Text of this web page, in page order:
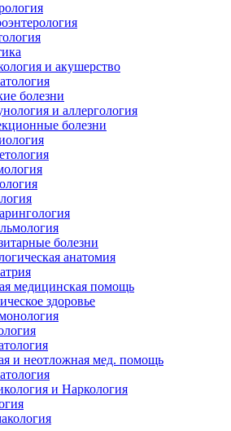
и акушерство
болезни
и аллергология
болезни
болезни
анатомия
медицинская помощь
здоровье
и неотложная мед. помощь
и Наркология